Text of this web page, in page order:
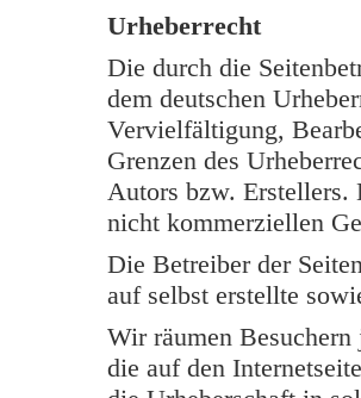
Urheberrecht
Die durch die
dem deutschen
Vervielfältigung,
Grenzen des
Autors bzw. Erstellers.
nicht kommerziellen
Die Betreiber der
auf selbst erstellte
Wir räumen
die auf den